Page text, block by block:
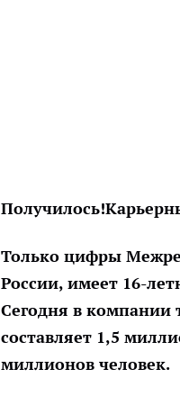
Получилось!
Только цифры
России, имеет 16-
Сегодня в компании
составляет 1,5
миллионов человек.